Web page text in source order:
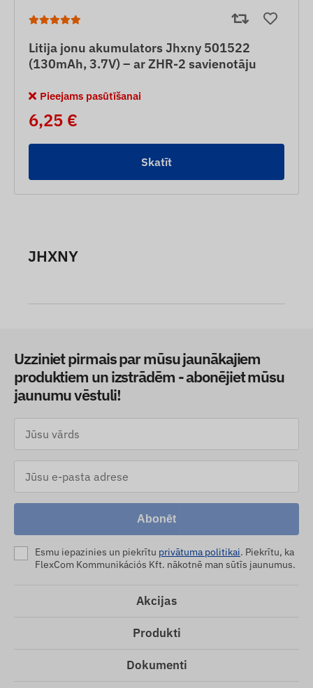
Litija jonu akumulators Jhxny 501522
(130mAh, 3.7V) – ar ZHR-2 savienotāju
Pieejams pasūtīšanai
6,25 €
Skatīt
JHXNY
Uzziniet pirmais par mūsu jaunākajiem
produktiem un izstrādēm - abonējiet mūsu
jaunumu vēstuli!
Abonēt
Esmu iepazinies un piekrītu privātuma politikai. Piekrītu, ka
FlexCom Kommunikációs Kft. nākotnē man sūtīs jaunumus.
Akcijas
Produkti
Dokumenti